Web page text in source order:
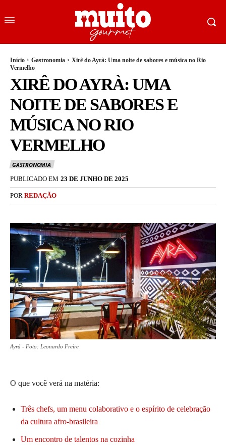
Início Gastronomia
Xirê do Ayrà: Uma noite de sabores e música no Rio
Vermelho
XIRÊ DO AYRÀ: UMA
NOITE DE SABORES E
MÚSICA NO RIO
VERMELHO
GASTRONOMIA
PUBLICADO EM 23 DE JUNHO DE 2025
POR REDAÇÃO
Ayrá - Foto: Leonardo Freire
O que você verá na matéria:
Três chefs, um menu colaborativo e o espírito de celebração
da cultura afro-brasileira
Um encontro de talentos na cozinha